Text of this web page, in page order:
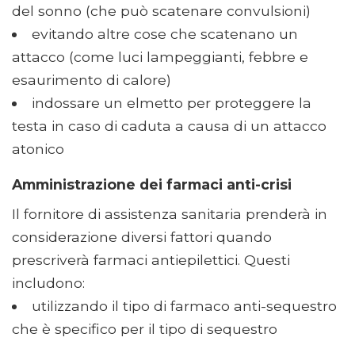
del sonno (che può scatenare convulsioni)
evitando altre cose che scatenano un
attacco (come luci lampeggianti, febbre e
esaurimento di calore)
indossare un elmetto per proteggere la
testa in caso di caduta a causa di un attacco
atonico
Amministrazione dei farmaci anti-crisi
Il fornitore di assistenza sanitaria prenderà in
considerazione diversi fattori quando
prescriverà farmaci antiepilettici. Questi
includono:
utilizzando il tipo di farmaco anti-sequestro
che è specifico per il tipo di sequestro